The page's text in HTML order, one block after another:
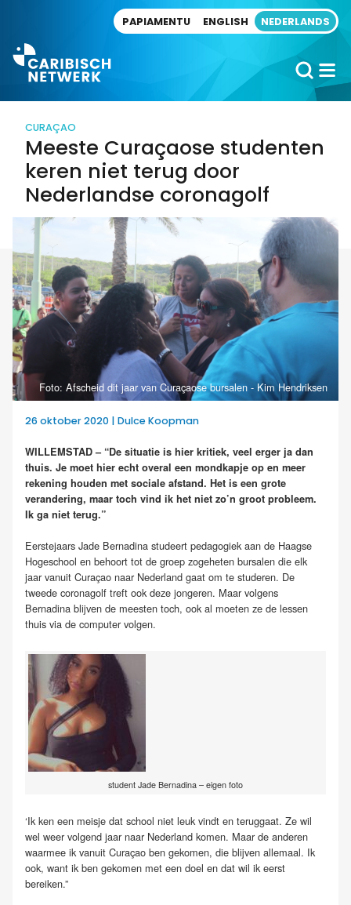
PAPIAMENTU ENGLISH NEDERLANDS
CURAÇAO
Meeste Curaçaose studenten
keren niet terug door
Nederlandse coronagolf
Foto: Afscheid dit jaar van Curaçaose bursalen - Kim Hendriksen
26 oktober 2020 | Dulce Koopman
WILLEMSTAD – “De situatie is hier kritiek, veel erger ja dan
thuis. Je moet hier echt overal een mondkapje op en meer
rekening houden met sociale afstand. Het is een grote
verandering, maar toch vind ik het niet zo’n groot probleem.
Ik ga niet terug.”
Eerstejaars Jade Bernadina studeert pedagogiek aan de Haagse
Hogeschool en behoort tot de groep zogeheten bursalen die elk
jaar vanuit Curaçao naar Nederland gaat om te studeren. De
tweede coronagolf treft ook deze jongeren. Maar volgens
Bernadina blijven de meesten toch, ook al moeten ze de lessen
thuis via de computer volgen.
student Jade Bernadina – eigen foto
‘Ik ken een meisje dat school niet leuk vindt en teruggaat. Ze wil
wel weer volgend jaar naar Nederland komen. Maar de anderen
waarmee ik vanuit Curaçao ben gekomen, die blijven allemaal. Ik
ook, want ik ben gekomen met een doel en dat wil ik eerst
bereiken.”